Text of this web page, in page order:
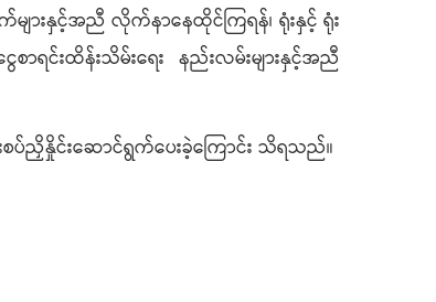
များနှင့်အညီ လိုက်နာနေထိုင်ကြရန်၊ ရုံးနှင့် ရုံး
ရင်းထိန်းသိမ်းရေး နည်းလမ်းများနှင့်အညီ
စပ်ညှိနှိုင်းဆောင်ရွက်ပေးခဲ့ကြောင်း သိရသည်။